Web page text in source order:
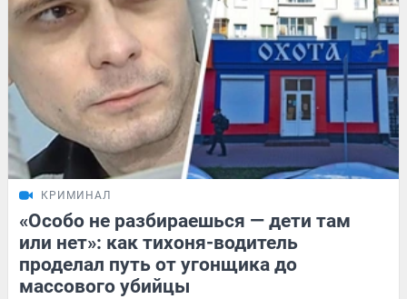
КРИМИНАЛ
«Особо не разбираешься — дети там
или нет»: как тихоня-водитель
проделал путь от угонщика до
массового убийцы